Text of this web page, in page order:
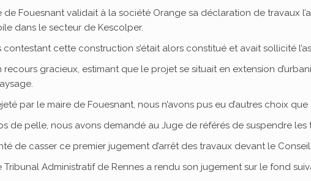
de Fouesnant validait à la société Orange sa déclaration de travaux
dans le secteur de Kescolper.
cette construction s’était alors constitué et avait sollicité
gracieux, estimant que le projet se situait en extension
par le maire de Fouesnant, nous n’avons pus eu d’autres choix
de pelle, nous avons demandé au Juge de référés de suspendre les
de casser ce premier jugement d’arrêt des travaux devant le
Tribunal Administratif de Rennes a rendu son jugement sur le fond